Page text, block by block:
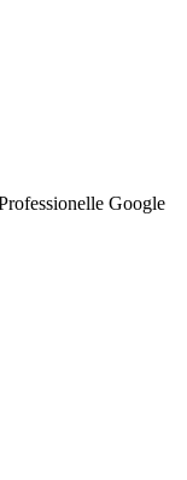
Google